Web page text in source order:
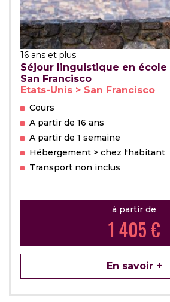
16 ans et plus
Séjour linguistique en école
San Francisco
Etats-Unis > San Francisco
Cours
A partir de 16 ans
A partir de 1 semaine
Hébergement > chez l'habitant
Transport non inclus
à partir de
1 405 €
En savoir +